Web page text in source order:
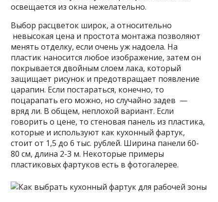
освещается из окна нежелательно.
Выбор расцветок широк, а относительно
невысокая цена и простота монтажа позволяют
менять отделку, если очень уж надоела. На
пластик наносится любое изображение, затем он
покрывается двойным слоем лака, который
защищает рисунок и предотвращает появление
царапин. Если постараться, конечно, то
поцарапать его можно, но случайно задев —
вряд ли. В общем, неплохой вариант. Если
говорить о цене, то стеновая панель из пластика,
которые и используют как кухонный фартук,
стоит от 1,5 до 6 тыс. рублей. Ширина панели 60-
80 см, длина 2-3 м. Некоторые примеры
пластиковых фартуков есть в фотогалерее.